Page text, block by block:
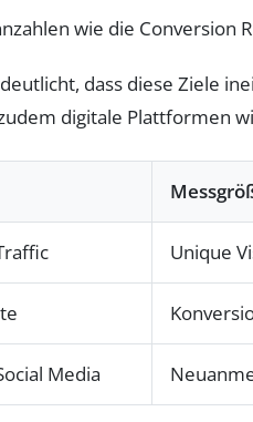
wie die Conversion
dass diese Ziele
digitale Plattformen
Unique
Media